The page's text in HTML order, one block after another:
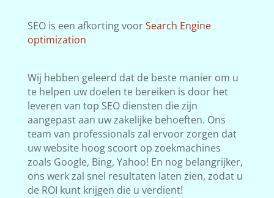
SEO is een afkorting voorSearch Engine
optimization
Wij hebben geleerd dat de beste manier om u
te helpen uw doelen te bereiken is door het
leveren van top SEO diensten die zijn
aangepast aan uw zakelijke behoeften. Ons
team van professionals zal ervoor zorgen dat
uw website hoog scoort op zoekmachines
zoals Google, Bing, Yahoo! En nog belangrijker,
ons werk zal snel resultaten laten zien, zodat u
de ROI kunt krijgen die u verdient!